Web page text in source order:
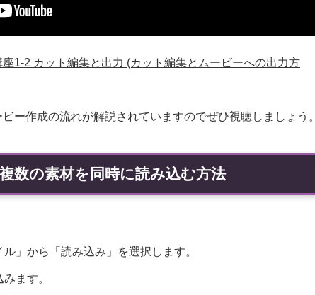
座1-2 カット編集と出力 (カット編集とムービーへの出力方
ー作成の流れが解説されていますのでぜひ視聴しましょう。
数の素材を同時に読み込む方法
」から「読み込み」を選択します。
ます。